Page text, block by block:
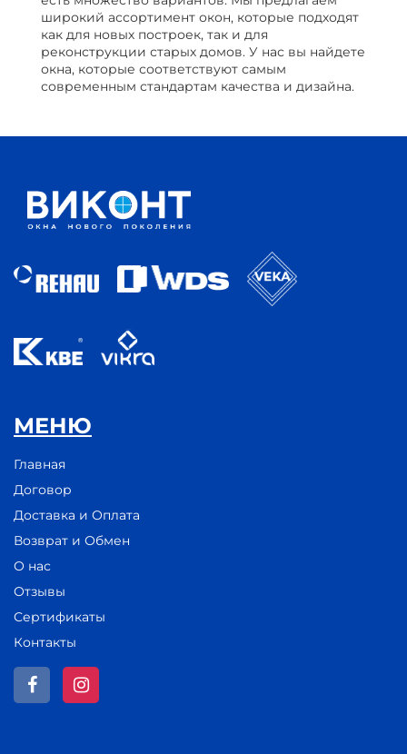
широкий ассортимент окон, которые подходят
как для новых построек, так и для
реконструкции старых домов. У нас вы найдете
окна, которые соответствуют самым
современным стандартам качества и дизайна.
МЕНЮ
Главная
Договор
Доставка и Оплата
Возврат и Обмен
О нас
Отзывы
Сертификаты
Контакты